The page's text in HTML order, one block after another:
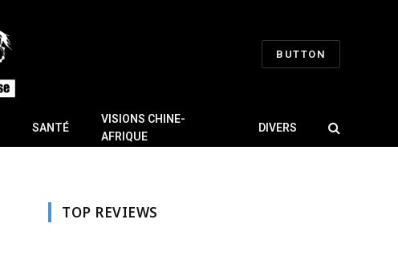
BUTTON
SANTÉ
VISIONS CHINE-
AFRIQUE
DIVERS
TOP REVIEWS